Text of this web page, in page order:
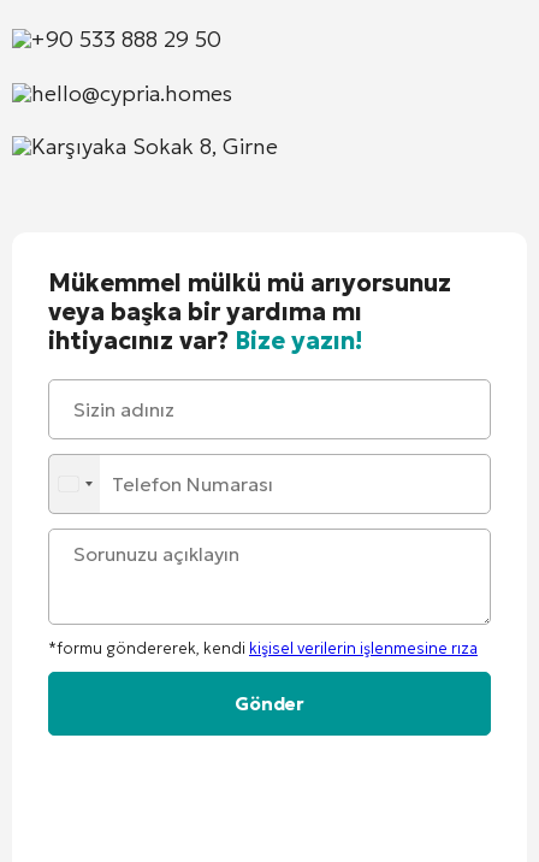
+90 533 888 29 50
hello@cypria.homes
Karşıyaka Sokak 8, Girne
Mükemmel mülkü mü arıyorsunuz
veya başka bir yardıma mı
ihtiyacınız var? Bize yazın!
*formu göndererek, kendi kişisel verilerin işlenmesine rıza